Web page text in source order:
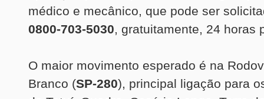
médico e mecânico, que pode ser
0800-703-5030, gratuitamente, 24 horas
O maior movimento esperado é na
Branco (SP-280), principal ligação para